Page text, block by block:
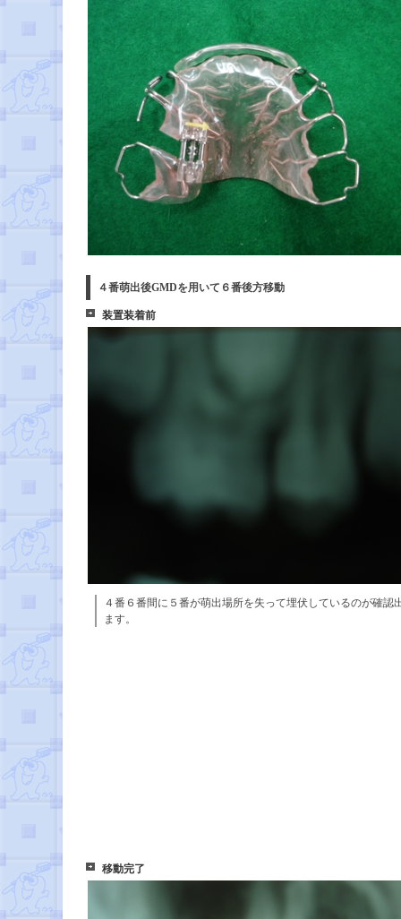
４番萌出後GMDを用いて６番後方移動
装置装着前
４番６番間に５番が萌出場所を失って埋伏しているのが確認
ます。
移動完了